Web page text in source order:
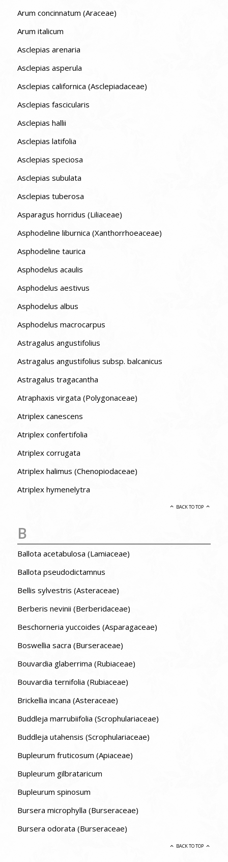
Arum concinnatum (Araceae)
Arum italicum
Asclepias arenaria
Asclepias asperula
Asclepias californica (Asclepiadaceae)
Asclepias fascicularis
Asclepias hallii
Asclepias latifolia
Asclepias speciosa
Asclepias subulata
Asclepias tuberosa
Asparagus horridus (Liliaceae)
Asphodeline liburnica (Xanthorrhoeaceae)
Asphodeline taurica
Asphodelus acaulis
Asphodelus aestivus
Asphodelus albus
Asphodelus macrocarpus
Astragalus angustifolius
Astragalus angustifolius subsp. balcanicus
Astragalus tragacantha
Atraphaxis virgata (Polygonaceae)
Atriplex canescens
Atriplex confertifolia
Atriplex corrugata
Atriplex halimus (Chenopiodaceae)
Atriplex hymenelytra
BACK TO TOP
B
Ballota acetabulosa (Lamiaceae)
Ballota pseudodictamnus
Bellis sylvestris (Asteraceae)
Berberis nevinii (Berberidaceae)
Beschorneria yuccoides (Asparagaceae)
Boswellia sacra (Burseraceae)
Bouvardia glaberrima (Rubiaceae)
Bouvardia ternifolia (Rubiaceae)
Brickellia incana (Asteraceae)
Buddleja marrubiifolia (Scrophulariaceae)
Buddleja utahensis (Scrophulariaceae)
Bupleurum fruticosum (Apiaceae)
Bupleurum gilbrataricum
Bupleurum spinosum
Bursera microphylla (Burseraceae)
Bursera odorata (Burseraceae)
BACK TO TOP